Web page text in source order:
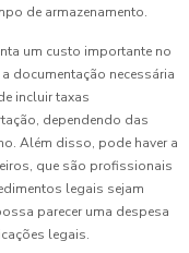
de armazenamento.
um custo importante no
documentação necessária
incluir taxas
dependendo das
Além disso, pode haver a
que são profissionais
legais sejam
parecer uma despesa
legais.